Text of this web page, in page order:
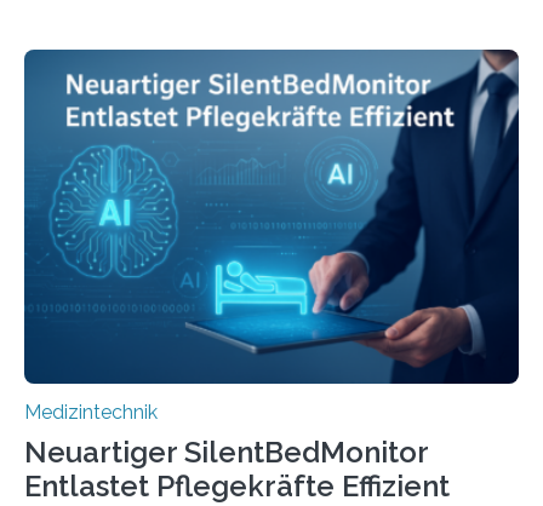
Medizintechnik
Neuartiger SilentBedMonitor
Entlastet Pflegekräfte Effizient